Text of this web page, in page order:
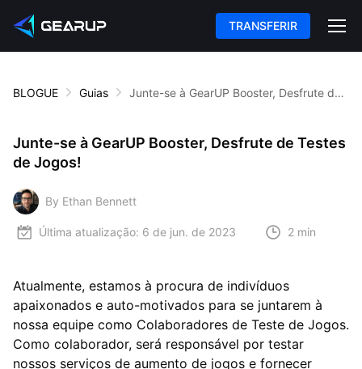
TRANSFERIR
BLOGUE Guias Junte-se à GearUP Booster, Desfrute de Testes de Jogos!
Junte-se à GearUP Booster, Desfrute de Testes
de Jogos!
By Ethan Bennett
Última atualização: 6 de jun. de 2023 2 min
Atualmente, estamos à procura de indivíduos
apaixonados e auto-motivados para se juntarem à
nossa equipe como Colaboradores de Teste de Jogos.
Como colaborador, será responsável por testar
nossos serviços de aumento de jogos e fornecer